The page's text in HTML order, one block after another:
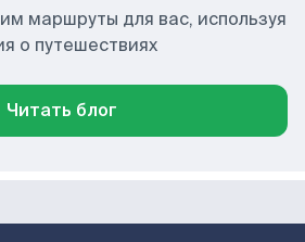
маршруты для вас, используя
о путешествиях
Читать блог